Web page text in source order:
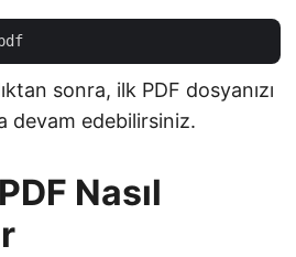
sonra, ilk PDF dosyanızı
devam edebilirsiniz.
Nasıl